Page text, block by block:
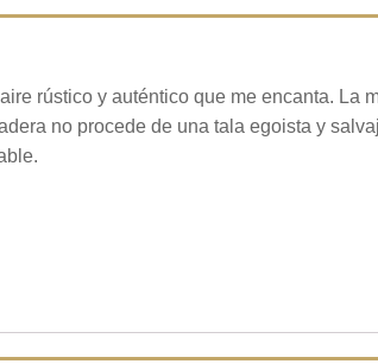
rústico y auténtico que me encanta. La
no procede de una tala egoista y